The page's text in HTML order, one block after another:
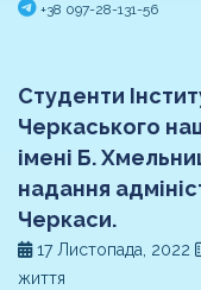
+38 097-28-131-56
Cтуденти
Черкаського
імені Б.
надання
Черкаси.
17 Листопада, 2022
життя